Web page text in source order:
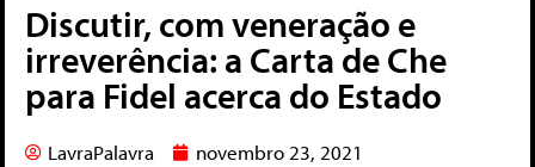
Discutir, com veneração e
irreverência: a Carta de Che
para Fidel acerca do Estado
LavraPalavra
novembro 23, 2021